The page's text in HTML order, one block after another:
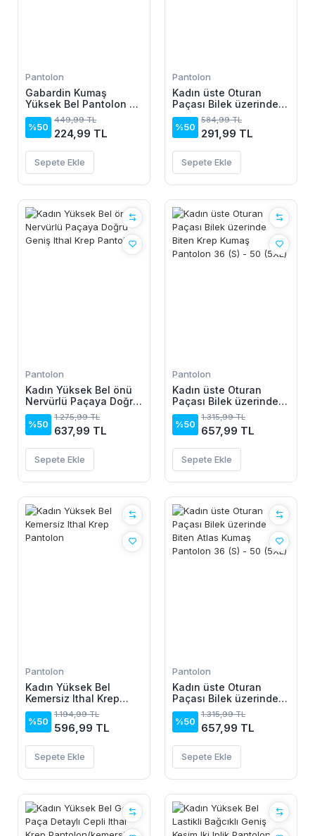
Pantolon
Gabardin Kumaş
Yüksek Bel Pantolon 90
Cm 4XLbel40cm
%50
449,99 TL
224,99 TL
Sepete Ekle
Pantolon
Kadın üste Oturan
Paçası Bilek üzerinde
Biten Atlas Kumaş
Pantolon 36 (S) - 48
(4XL)
%50
584,99 TL
291,99 TL
Sepete Ekle
Pantolon
Kadın Yüksek Bel önü
Nervürlü Paçaya Doğru
Geniş Ithal Krep
Pantolon
%50
1.275,99 TL
637,99 TL
Sepete Ekle
Pantolon
Kadın üste Oturan
Paçası Bilek üzerinde
Biten Krep Kumaş
Pantolon 36 (S) - 50
(5XL)
%50
1.315,99 TL
657,99 TL
Sepete Ekle
Pantolon
Kadın Yüksek Bel
Kemersiz Ithal Krep
Pantolon
%50
1.194,99 TL
596,99 TL
Sepete Ekle
Pantolon
Kadın üste Oturan
Paçası Bilek üzerinde
Biten Atlas Kumaş
Pantolon 36 (S) - 50
(5XL)
%50
1.315,99 TL
657,99 TL
Sepete Ekle